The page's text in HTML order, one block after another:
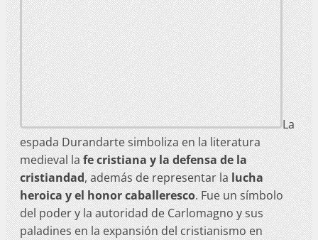
La
espada Durandarte simboliza en la literatura
medieval lafe cristiana y la defensa de la
cristiandad, además de representar lalucha
heroica y el honor caballeresco. Fue un símbolo
del poder y la autoridad de Carlomagno y sus
paladines en la expansión del cristianismo en